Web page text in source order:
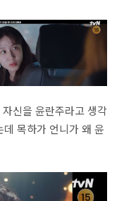
신을 윤란주라고 생각
목하가 언니가 왜 윤